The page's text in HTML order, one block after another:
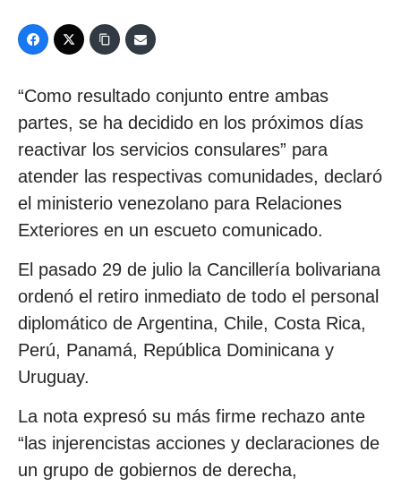
“Como resultado conjunto entre ambas
partes, se ha decidido en los próximos días
reactivar los servicios consulares” para
atender las respectivas comunidades, declaró
el ministerio venezolano para Relaciones
Exteriores en un escueto comunicado.
El pasado 29 de julio la Cancillería bolivariana
ordenó el retiro inmediato de todo el personal
diplomático de Argentina, Chile, Costa Rica,
Perú, Panamá, República Dominicana y
Uruguay.
La nota expresó su más firme rechazo ante
“las injerencistas acciones y declaraciones de
un grupo de gobiernos de derecha,